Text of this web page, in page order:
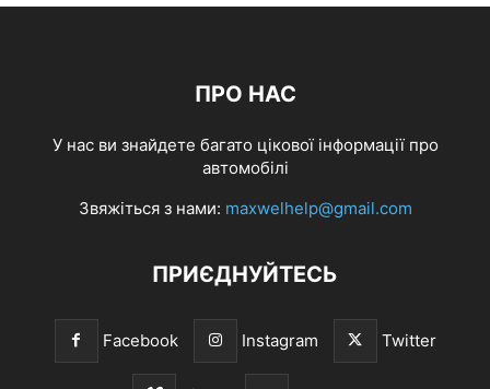
ПРО НАС
У нас ви знайдете багато цікової інформації про
автомобілі
Звяжіться з нами: maxwelhelp@gmail.com
ПРИЄДНУЙТЕСЬ
Facebook Instagram Twitter